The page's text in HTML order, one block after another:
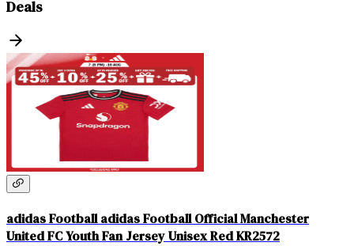
Deals
adidas Football adidas Football Official Manchester
United FC Youth Fan Jersey Unisex Red KR2572